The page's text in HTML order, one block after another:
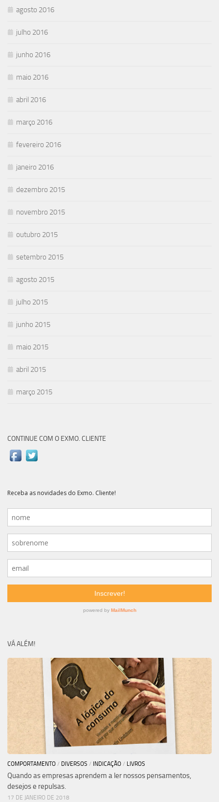
agosto 2016
julho 2016
junho 2016
maio 2016
abril 2016
março 2016
fevereiro 2016
janeiro 2016
dezembro 2015
novembro 2015
outubro 2015
setembro 2015
agosto 2015
julho 2015
junho 2015
maio 2015
abril 2015
março 2015
CONTINUE COM O EXMO. CLIENTE
VÁ ALÉM!
COMPORTAMENTO / DIVERSOS / INDICAÇÃO / LIVROS
Quando as empresas aprendem a ler nossos pensamentos,
desejos e repulsas.
17 DE JANEIRO DE 2018